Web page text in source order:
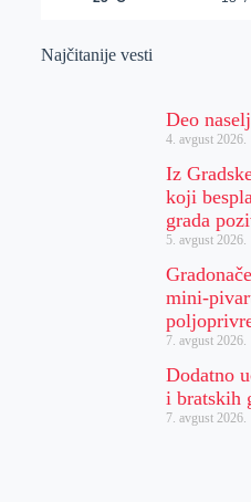
Najčitanije vesti
Deo
4. avgust 2026.
Iz
koji
grada
5. avgust 2026.
mini-
7. avgust 2026.
Dodatno
i bratskih
7. avgust 2026.